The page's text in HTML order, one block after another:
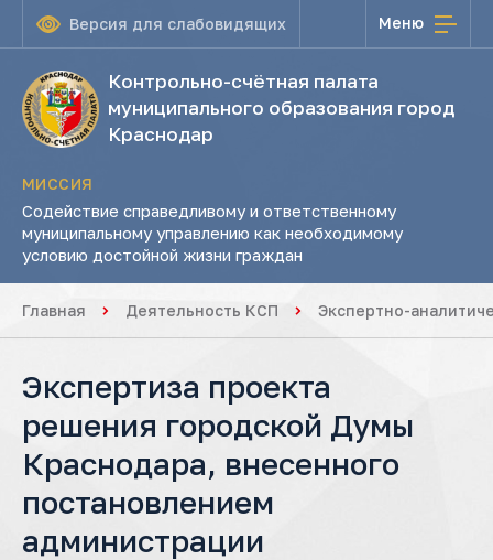
Версия для слабовидящих Меню
Контрольно-счётная палата
муниципального образования город
Краснодар
МИССИЯ
Содействие справедливому и ответственному
муниципальному управлению как необходимому
условию достойной жизни граждан
Главная Деятельность КСП Экспертно-
Экспертиза проекта
решения городской Думы
Краснодара, внесенного
постановлением
администрации